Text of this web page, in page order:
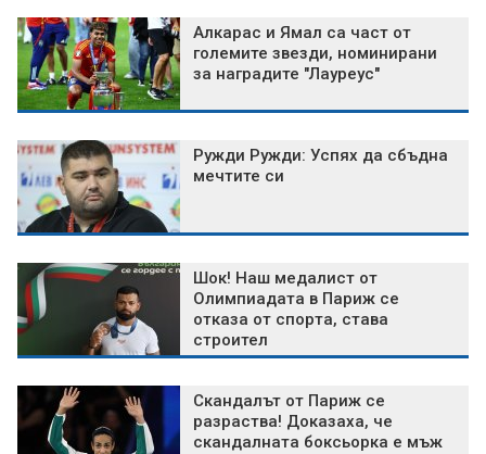
Алкарас и Ямал са част от
големите звезди, номинирани
за наградите "Лауреус"
Ружди Ружди: Успях да сбъдна
мечтите си
Шок! Наш медалист от
Олимпиадата в Париж се
отказа от спорта, става
строител
Скандалът от Париж се
разраства! Доказаха, че
скандалната боксьорка е мъж